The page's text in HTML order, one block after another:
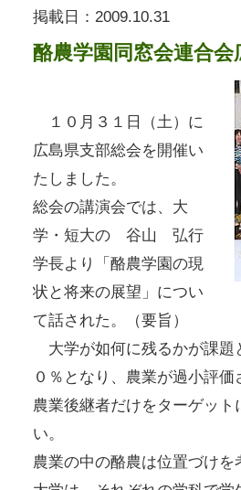
掲載日： 2009.10.31
酪農学園同窓会連合
１０月３１日（土）に
広島県支部総会を開催い
たしました。
総会の講演会では、大
学・短大の 谷山 弘行
学長より「酪農学園の現
状と将来の展望」につい
て話された。（要旨）
大学が如何に残るかが課題
０％となり、農業が過小評
農業後継者だけをターゲッ
い。
農業の中の酪農は位置づけ